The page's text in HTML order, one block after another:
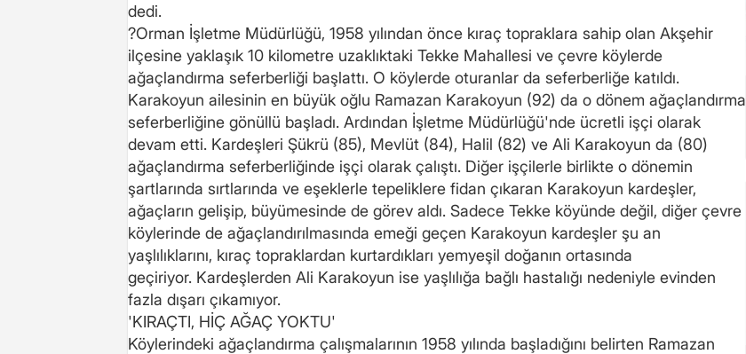
dedi.
?Orman İşletme Müdürlüğü, 1958 yılından önce kıraç topraklara sahip olan Akşehir
ilçesine yaklaşık 10 kilometre uzaklıktaki Tekke Mahallesi ve çevre köylerde
ağaçlandırma seferberliği başlattı. O köylerde oturanlar da seferberliğe katıldı.
Karakoyun ailesinin en büyük oğlu Ramazan Karakoyun (92) da o dönem ağaçlandırma
seferberliğine gönüllü başladı. Ardından İşletme Müdürlüğü'nde ücretli işçi olarak
devam etti. Kardeşleri Şükrü (85), Mevlüt (84), Halil (82) ve Ali Karakoyun da (80)
ağaçlandırma seferberliğinde işçi olarak çalıştı. Diğer işçilerle birlikte o dönemin
şartlarında sırtlarında ve eşeklerle tepeliklere fidan çıkaran Karakoyun kardeşler,
ağaçların gelişip, büyümesinde de görev aldı. Sadece Tekke köyünde değil, diğer çevre
köylerinde de ağaçlandırılmasında emeği geçen Karakoyun kardeşler şu an
yaşlılıklarını, kıraç topraklardan kurtardıkları yemyeşil doğanın ortasında
geçiriyor. Kardeşlerden Ali Karakoyun ise yaşlılığa bağlı hastalığı nedeniyle evinden
fazla dışarı çıkamıyor.
'KIRAÇTI, HİÇ AĞAÇ YOKTU'
Köylerindeki ağaçlandırma çalışmalarının 1958 yılında başladığını belirten Ramazan